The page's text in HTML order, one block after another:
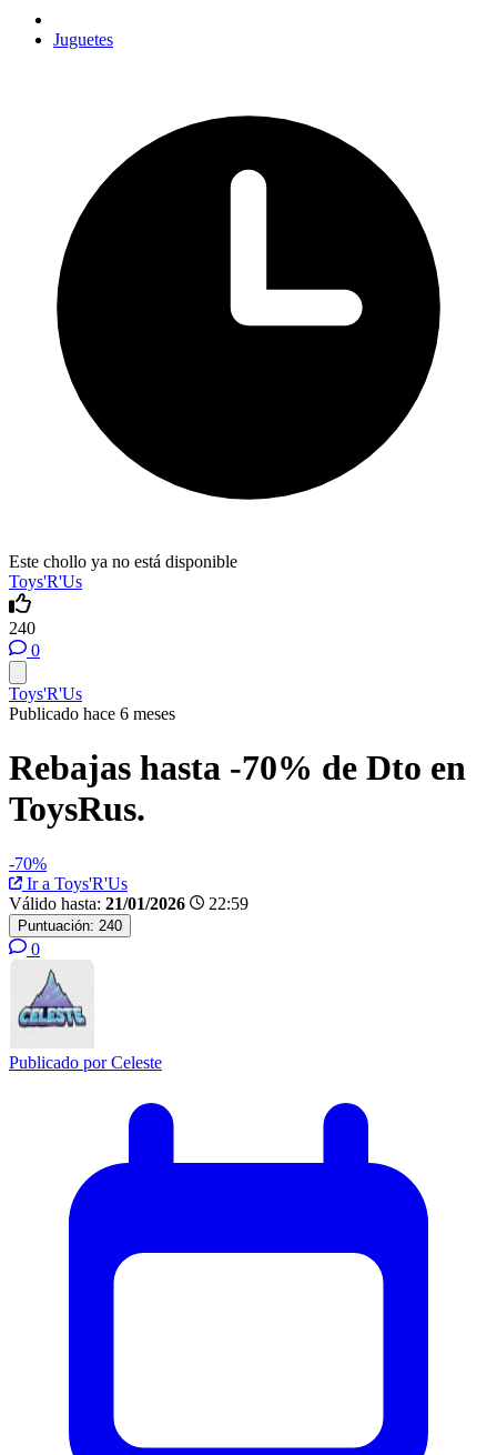
Juguetes
Este chollo ya no está disponible
Toys'R'Us
240
0
Toys'R'Us
Publicado hace 6 meses
Rebajas hasta -70% de Dto en
ToysRus.
-70%
Ir a Toys'R'Us
Válido hasta: 21/01/2026 22:59
Puntuación: 240
0
Publicado porCeleste